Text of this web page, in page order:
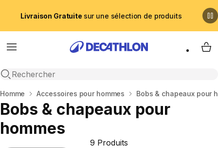
Livraison Gratuite sur une sélection de produits
Menu
Recherche ouverte
My
Accueil
Homme Accessoires pour hommes Bobs & chapeaux pour
Bobs & chapeaux pour
hommes
9 Produits